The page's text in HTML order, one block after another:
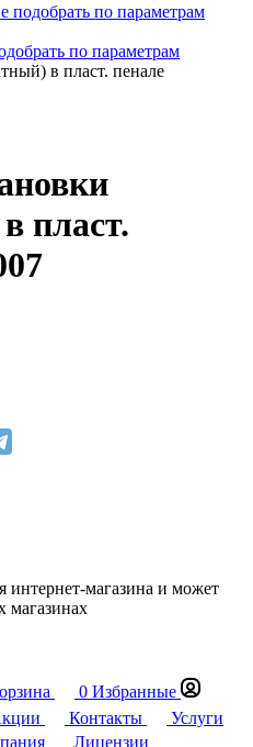
подобрать по параметрам
по параметрам
в пласт. пенале
пласт.
интернет-магазина и может
магазинах
0 Избранные
Контакты
Услуги
Лицензии